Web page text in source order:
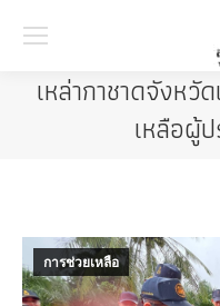
เหล่ากาชาดจังหวั
เหลือผู้
การช่วยเหลือ